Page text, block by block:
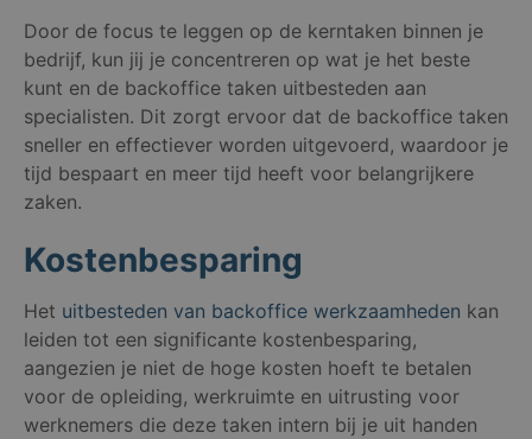
Door de focus te leggen op de kerntaken binnen je
bedrijf, kun jij je concentreren op wat je het beste
kunt en de backoffice taken uitbesteden aan
specialisten. Dit zorgt ervoor dat de backoffice taken
sneller en effectiever worden uitgevoerd, waardoor je
tijd bespaart en meer tijd heeft voor belangrijkere
zaken.
Kostenbesparing
Het uitbesteden van backoffice werkzaamheden kan
leiden tot een significante kostenbesparing,
aangezien je niet de hoge kosten hoeft te betalen
voor de opleiding, werkruimte en uitrusting voor
werknemers die deze taken intern bij je uit handen